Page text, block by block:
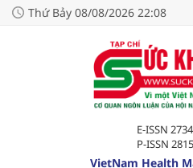
Thứ Bảy 08/08/2026 22:08
E-ISSN
P-ISSN
VietNam Health